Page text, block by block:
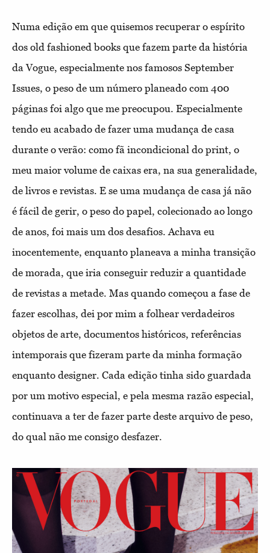
Numa edição em que quisemos recuperar o espírito
dos old fashioned books que fazem parte da história
da Vogue, especialmente nos famosos September
Issues, o peso de um número planeado com 400
páginas foi algo que me preocupou. Especialmente
tendo eu acabado de fazer uma mudança de casa
durante o verão: como fã incondicional do print, o
meu maior volume de caixas era, na sua generalidade,
de livros e revistas. E se uma mudança de casa já não
é fácil de gerir, o peso do papel, colecionado ao longo
de anos, foi mais um dos desafios. Achava eu
inocentemente, enquanto planeava a minha transição
de morada, que iria conseguir reduzir a quantidade
de revistas a metade. Mas quando começou a fase de
fazer escolhas, dei por mim a folhear verdadeiros
objetos de arte, documentos históricos, referências
intemporais que fizeram parte da minha formação
enquanto designer. Cada edição tinha sido guardada
por um motivo especial, e pela mesma razão especial,
continuava a ter de fazer parte deste arquivo de peso,
do qual não me consigo desfazer.